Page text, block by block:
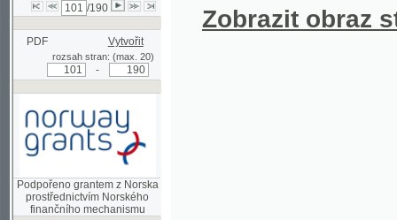
PDF Vytvořit
rozsah stran: (max. 20)
Podpořeno grantem z Norska
prostřednictvím Norského
hledat na aktuální